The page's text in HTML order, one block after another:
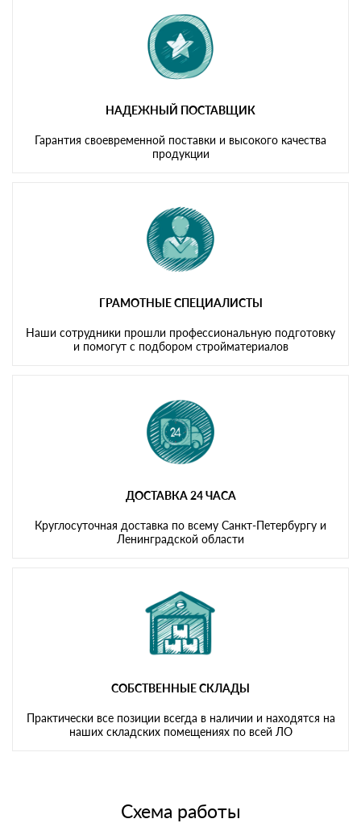
НАДЕЖНЫЙ ПОСТАВЩИК
Гарантия своевременной поставки и высокого качества
продукции
ГРАМОТНЫЕ СПЕЦИАЛИСТЫ
Наши сотрудники прошли профессиональную подготовку
и помогут с подбором стройматериалов
ДОСТАВКА 24 ЧАСА
Круглосуточная доставка по всему Санкт-Петербургу и
Ленинградской области
СОБСТВЕННЫЕ СКЛАДЫ
Практически все позиции всегда в наличии и находятся на
наших складских помещениях по всей ЛО
Схема работы